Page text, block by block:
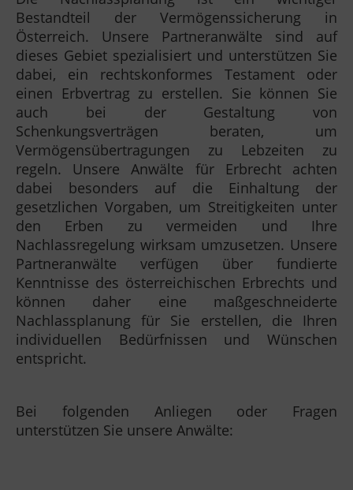
Bestandteil der Vermögenssicherung in
Österreich. Unsere Partneranwälte sind auf
dieses Gebiet spezialisiert und unterstützen Sie
dabei, ein rechtskonformes Testament oder
einen Erbvertrag zu erstellen. Sie können Sie
auch bei der Gestaltung von
Schenkungsverträgen beraten, um
Vermögensübertragungen zu Lebzeiten zu
regeln. Unsere Anwälte für Erbrecht achten
dabei besonders auf die Einhaltung der
gesetzlichen Vorgaben, um Streitigkeiten unter
den Erben zu vermeiden und Ihre
Nachlassregelung wirksam umzusetzen. Unsere
Partneranwälte verfügen über fundierte
Kenntnisse des österreichischen Erbrechts und
können daher eine maßgeschneiderte
Nachlassplanung für Sie erstellen, die Ihren
individuellen Bedürfnissen und Wünschen
entspricht.
Bei folgenden Anliegen oder Fragen
unterstützen Sie unsere Anwälte: